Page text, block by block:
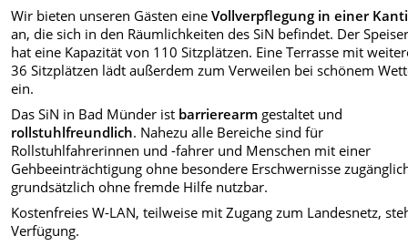
Wir bieten unseren Gästen eineVollverpflegung in einer
an, die sich in den Räumlichkeiten des SiN befindet. Der
hat eine Kapazität von 110 Sitzplätzen. Eine Terrasse mit
36 Sitzplätzen lädt außerdem zum Verweilen bei schönem
ein.
Das SiN in Bad Münder ist barrierearm gestaltet und
rollstuhlfreundlich. Nahezu alle Bereiche sind für
Rollstuhlfahrerinnen und -fahrer und Menschen mit einer
Gehbeeinträchtigung ohne besondere Erschwernisse
grundsätzlich ohne fremde Hilfe nutzbar.
Kostenfreies W-LAN, teilweise mit Zugang zum Landesnetz,
Verfügung.